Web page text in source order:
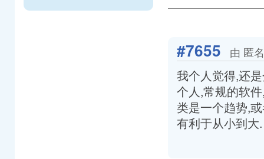
#7655 由 匿
我个人觉得,还
个人,常规的软
类是一个趋势,
有利于从小到大.